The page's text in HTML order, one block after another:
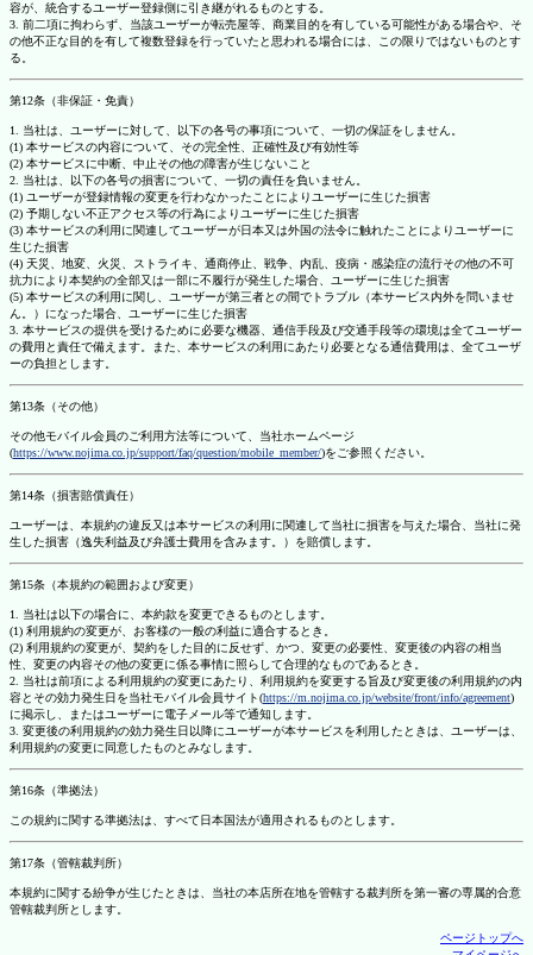
容が、統合するユーザー登録側に引き継がれるものとする。
3. 前二項に拘わらず、当該ユーザーが転売屋等、商業目的を有している可能性がある場合や、そ
の他不正な目的を有して複数登録を行っていたと思われる場合には、この限りではないものとす
る。
第12条（非保証・免責）
1. 当社は、ユーザーに対して、以下の各号の事項について、一切の保証をしません。
(1) 本サービスの内容について、その完全性、正確性及び有効性等
(2) 本サービスに中断、中止その他の障害が生じないこと
2. 当社は、以下の各号の損害について、一切の責任を負いません。
(1) ユーザーが登録情報の変更を行わなかったことによりユーザーに生じた損害
(2) 予期しない不正アクセス等の行為によりユーザーに生じた損害
(3) 本サービスの利用に関連してユーザーが日本又は外国の法令に触れたことによりユーザーに
生じた損害
(4) 天災、地変、火災、ストライキ、通商停止、戦争、内乱、疫病・感染症の流行その他の不可
抗力により本契約の全部又は一部に不履行が発生した場合、ユーザーに生じた損害
(5) 本サービスの利用に関し、ユーザーが第三者との間でトラブル（本サービス内外を問いませ
ん。）になった場合、ユーザーに生じた損害
3. 本サービスの提供を受けるために必要な機器、通信手段及び交通手段等の環境は全てユーザー
の費用と責任で備えます。また、本サービスの利用にあたり必要となる通信費用は、全てユーザ
ーの負担とします。
第13条（その他）
その他モバイル会員のご利用方法等について、当社ホームページ
(https://www.nojima.co.jp/support/faq/question/mobile_member/)をご参照ください。
第14条（損害賠償責任）
ユーザーは、本規約の違反又は本サービスの利用に関連して当社に損害を与えた場合、当社に発
生した損害（逸失利益及び弁護士費用を含みます。）を賠償します。
第15条（本規約の範囲および変更）
1. 当社は以下の場合に、本約款を変更できるものとします。
(1) 利用規約の変更が、お客様の一般の利益に適合するとき。
(2) 利用規約の変更が、契約をした目的に反せず、かつ、変更の必要性、変更後の内容の相当
性、変更の内容その他の変更に係る事情に照らして合理的なものであるとき。
2. 当社は前項による利用規約の変更にあたり、利用規約を変更する旨及び変更後の利用規約の内
容とその効力発生日を当社モバイル会員サイト(https://m.nojima.co.jp/website/front/info/agreement)
に掲示し、またはユーザーに電子メール等で通知します。
3. 変更後の利用規約の効力発生日以降にユーザーが本サービスを利用したときは、ユーザーは、
利用規約の変更に同意したものとみなします。
第16条（準拠法）
この規約に関する準拠法は、すべて日本国法が適用されるものとします。
第17条（管轄裁判所）
本規約に関する紛争が生じたときは、当社の本店所在地を管轄する裁判所を第一審の専属的合意
管轄裁判所とします。
ページトップへ